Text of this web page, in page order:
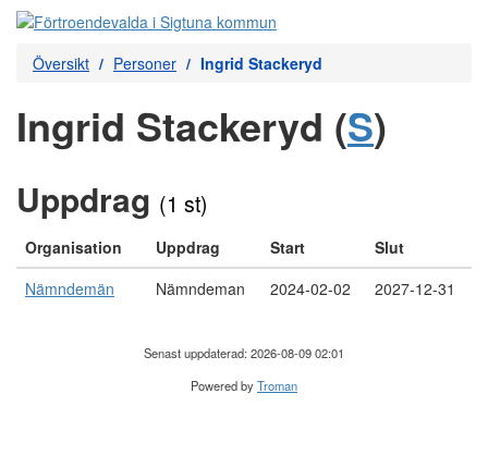
Översikt Personer Ingrid Stackeryd
Ingrid Stackeryd (S)
Uppdrag (1 st)
Organisation Uppdrag Start
Slut
Nämndemän
Nämndeman 2024-02-02 2027-12-31
Senast uppdaterad: 2026-08-09 02:01
Powered byTroman